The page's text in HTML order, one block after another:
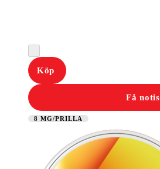
Köp
Få notis
8 MG/PRILLA